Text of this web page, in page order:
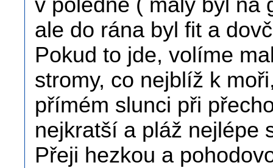
v poledne ( malý byl na
ale do rána byl fit a
Pokud to jde, volíme
stromy, co nejblíž k
přímém slunci při
nejkratší a pláž nejlépe
Přeji hezkou a